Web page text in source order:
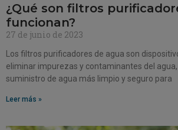
¿Qué son filtros
funcionan?
27 de junio de 2023
Los filtros purificadores de agua son
eliminar impurezas y contaminantes del
suministro de agua más limpio y seguro para
Leer más »